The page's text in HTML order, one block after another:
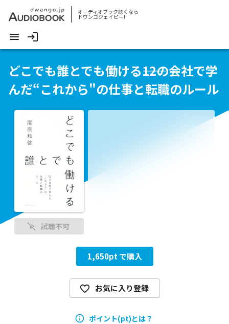
オーディオブック聴くなら
ドワンゴジェイピー!
どこでも誰とでも働ける――12の会社で学
んだ“これから"の仕事と転職のルール
試聴不可
1,650pt で購入
お気に入り登録
ポイント(pt)とは？